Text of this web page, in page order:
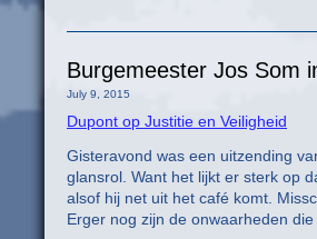
Burgemeester Jos Som
July 9, 2015
Dupont op Justitie en Veiligheid
Gisteravond was een uitzending
glansrol. Want het lijkt er sterk op
alsof hij net uit het café komt.
Erger nog zijn de onwaarheden